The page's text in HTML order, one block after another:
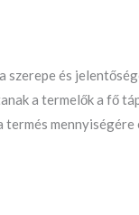
és
a termelők a fő